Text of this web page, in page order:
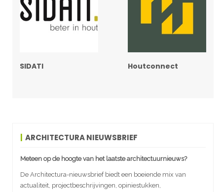
SIDATI Houtconnect
ARCHITECTURA NIEUWSBRIEF
Meteen op de hoogte van het laatste architectuurnieuws?
De Architectura-nieuwsbrief biedt een boeiende mix van
actualiteit, projectbeschrijvingen, opiniestukken,